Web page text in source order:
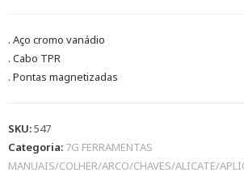
. Aço cromo vanádio
. Cabo TPR
. Pontas magnetizadas
SKU:547
Categoria: 7G FERRAMENTAS
MANUAIS/COLHER/ARCO/CHAVES/ALICATE/